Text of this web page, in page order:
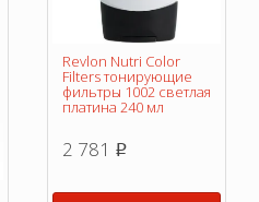
Revlon Nutri Color
Filters тонирующие
фильтры 1002 светлая
платина 240 мл
2 781 p